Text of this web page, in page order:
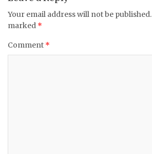
Your email address will not be published.
marked *
Comment *